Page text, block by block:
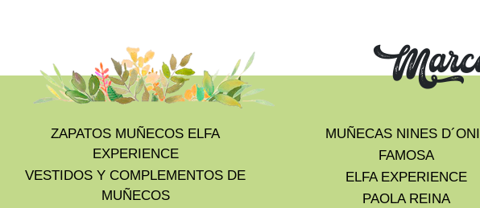
ZAPATOS MUÑECOS ELFA
EXPERIENCE
VESTIDOS Y COMPLEMENTOS DE
MUÑECOS
MUÑECAS NINES
FAMOSA
ELFA EXPERIENCE
PAOLA REINA